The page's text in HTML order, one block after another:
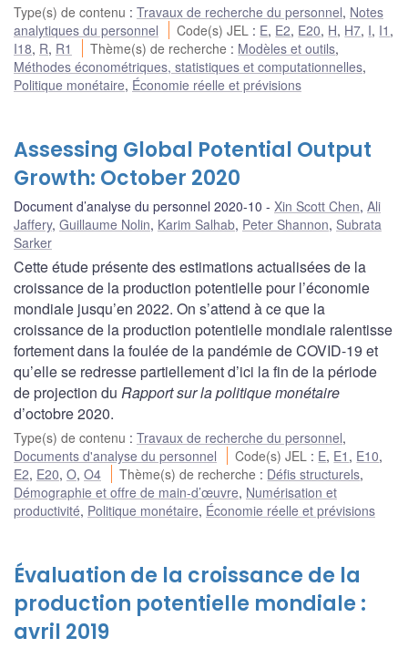
Type(s) de contenu : Travaux de recherche du personnel, Notes
analytiques du personnel
Code(s) JEL : E, E2, E20, H, H7, I, I1 ,
I18, R, R1 Thème(s) de recherche : Modèles et outils,
Méthodes économétriques, statistiques et computationnelles,
Politique monétaire, Économie réelle et prévisions
Assessing Global Potential Output
Growth: October 2020
Document d’analyse du personnel 2020-10 Xin Scott Chen, Ali
Jaffery, Guillaume Nolin, Karim Salhab, Peter Shannon, Subrata
Sarker
Cette étude présente des estimations actualisées de la
croissance de la production potentielle pour l’économie
mondiale jusqu’en 2022. On s’attend à ce que la
croissance de la production potentielle mondiale ralentisse
fortement dans la foulée de la pandémie de COVID-19 et
qu’elle se redresse partiellement d’ici la fin de la période
de projection du Rapport sur la politique monétaire
d’octobre 2020.
Type(s) de contenu : Travaux de recherche du personnel,
Documents d'analyse du personnel
Code(s) JEL : E, E1 , E10,
E2, E20, O, O4 Thème(s) de recherche : Défis structurels,
Démographie et offre de main-d’œuvre, Numérisation et
productivité, Politique monétaire, Économie réelle et prévisions
Évaluation de la croissance de la
production potentielle mondiale :
avril 2019